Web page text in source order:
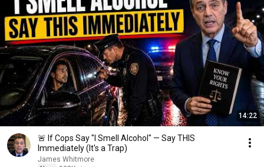
14:22
🚨 If Cops Say "I Smell Alcohol" — Say THIS
Immediately (It's a Trap)
James Whitmore